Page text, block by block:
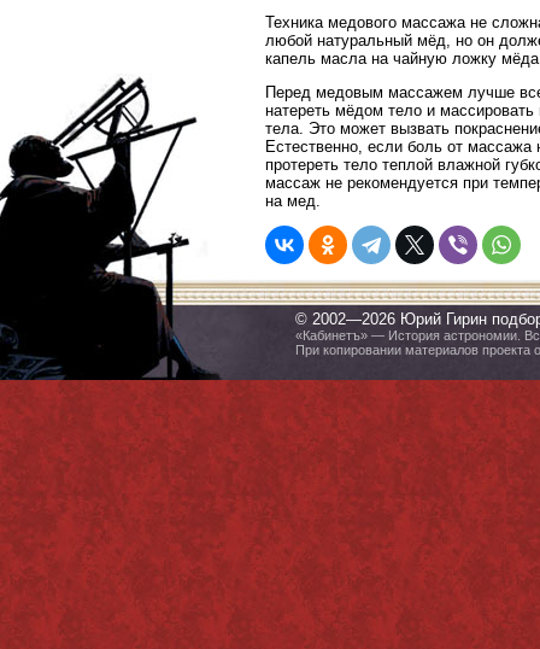
Техника медового массажа не
любой натуральный мёд, но он
капель масла на чайную ложку
Перед медовым массажем лучше
натереть мёдом тело и
тела. Это может вызвать
Естественно, если боль от массажа
протереть тело теплой влажной
массаж не рекомендуется при
на мед.
© 2002—2026 Юрий Гирин
«Кабинетъ» — История астрономии.
При копировании материалов проекта